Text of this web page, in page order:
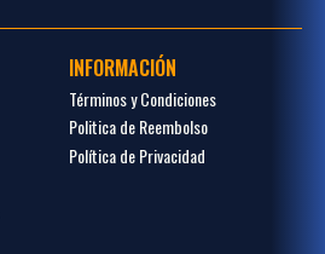
INFORMACIÓN
Términos y Condiciones
Politica de Reembolso
Política de Privacidad